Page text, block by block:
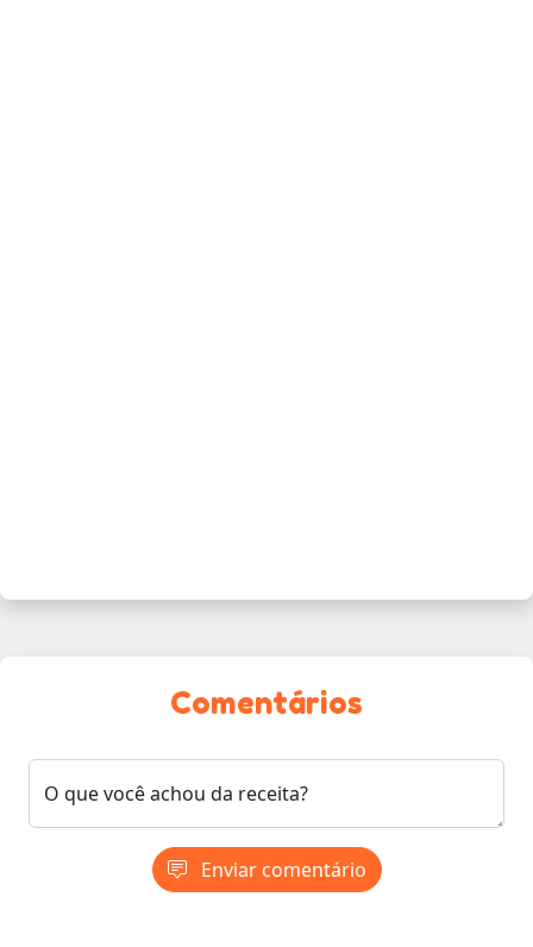
Comentários
O que você achou da receita?
Enviar comentário